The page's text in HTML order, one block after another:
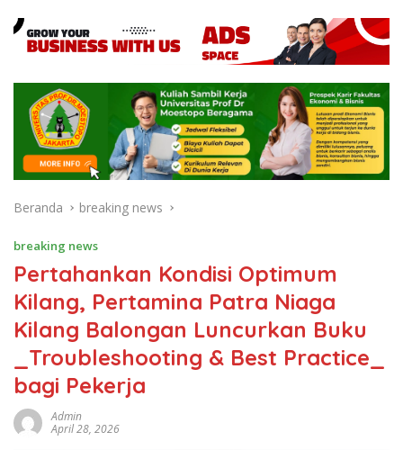
Beranda breaking news
breaking news
Pertahankan Kondisi Optimum
Kilang, Pertamina Patra Niaga
Kilang Balongan Luncurkan Buku
_Troubleshooting & Best Practice_
bagi Pekerja
Admin
April 28, 2026